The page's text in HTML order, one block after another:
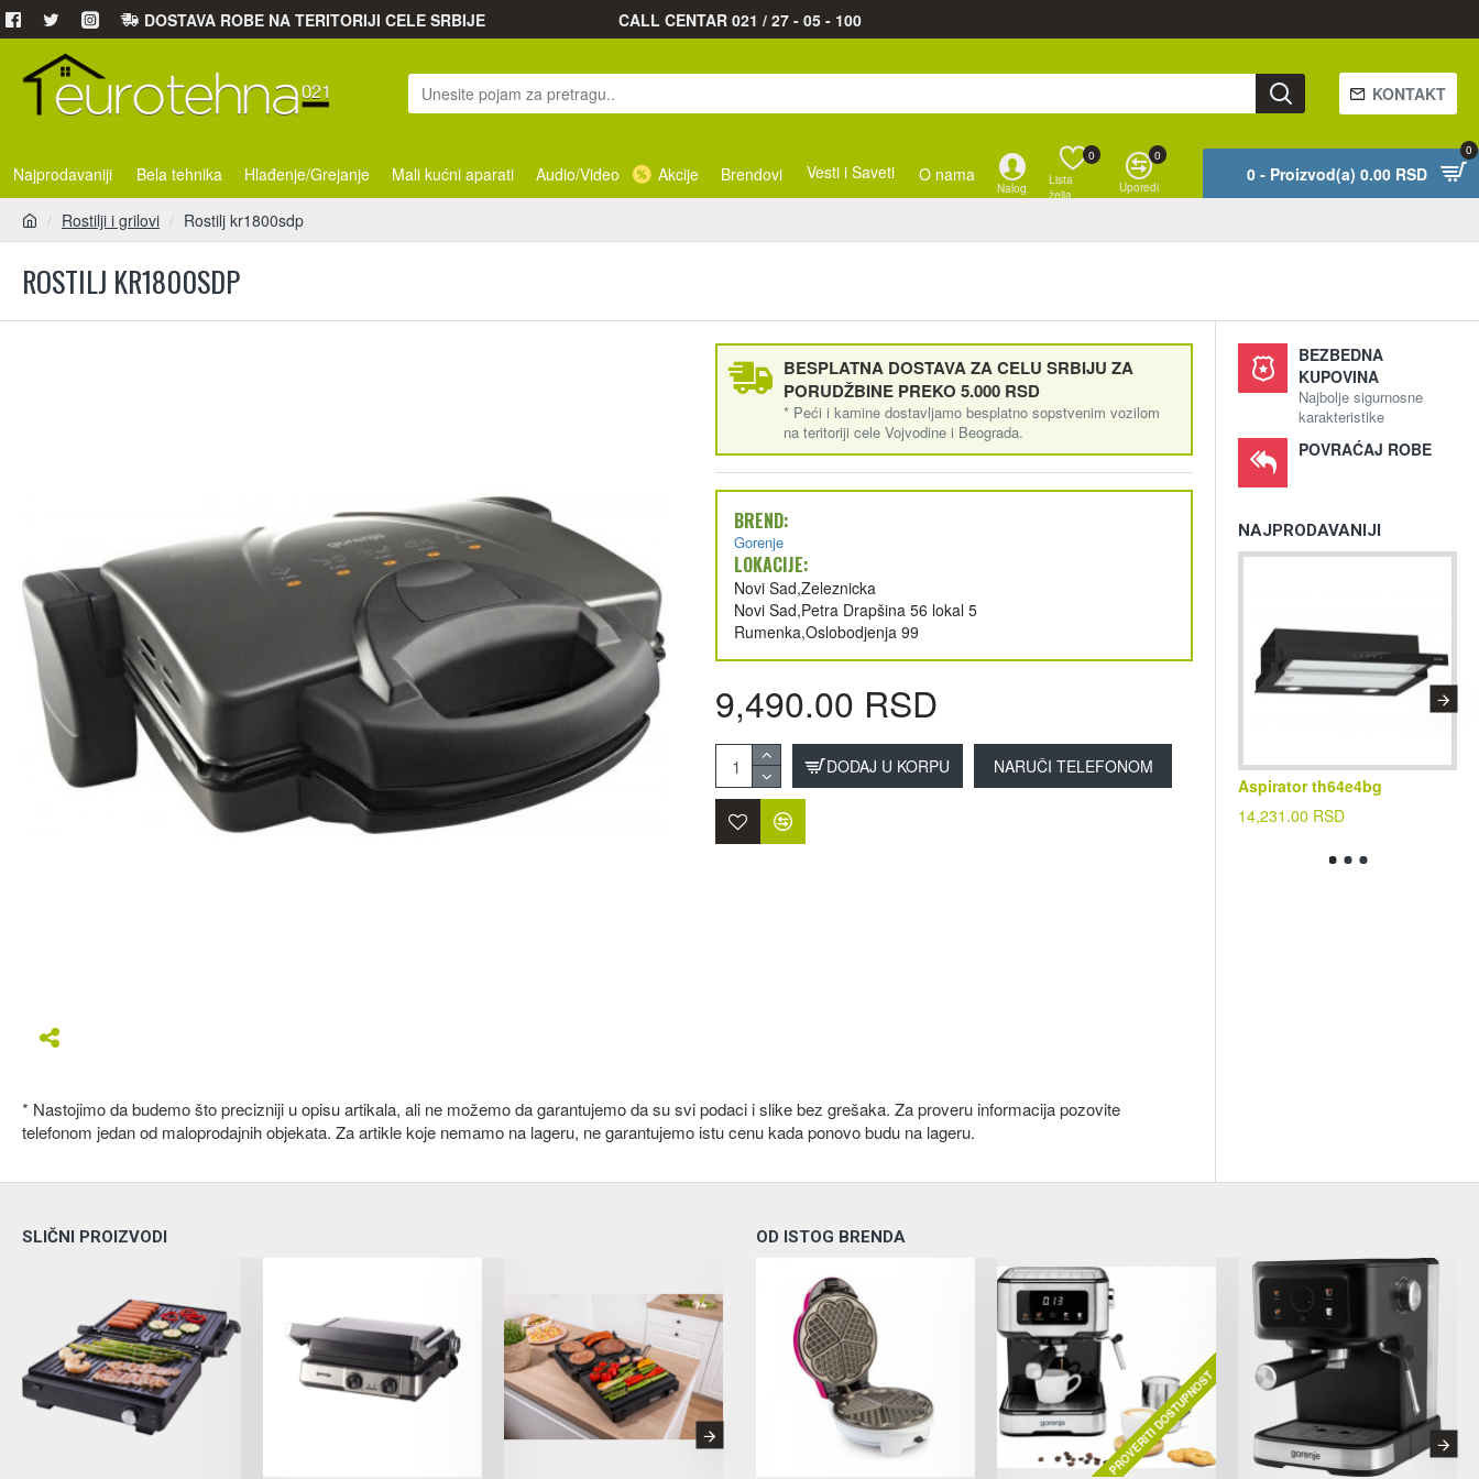
DOSTAVA ROBE NA TERITORIJI CELE SRBIJE CALL CENTAR 021 / 27 - 05 - 100
KONTAKT
Najprodavaniji Bela tehnika Hlađenje/Grejanje Mali kućni aparati Audio/Video Akcije Brendovi Vesti i Saveti O nama
Nalog
Lista
želja
0
Uporedi
0
0 - Proizvod(a) 0.00 RSD
0
Rostilji i grilovi Rostilj kr1800sdp
ROSTILJ KR1800SDP
BESPLATNA DOSTAVA ZA CELU SRBIJU ZA
PORUDŽBINE PREKO 5.000 RSD
* Peći i kamine dostavljamo besplatno sopstvenim vozilom
na teritoriji cele Vojvodine i Beograda.
BREND:
Gorenje
LOKACIJE:
Novi Sad,Zeleznicka
Novi Sad,Petra Drapšina 56 lokal 5
Rumenka,Oslobodjenja 99
9,490.00 RSD
DODAJ U KORPU NARUČI TELEFONOM
* Nastojimo da budemo što precizniji u opisu artikala, ali ne možemo da garantujemo da su svi podaci i slike bez grešaka. Za proveru informacija pozovite
telefonom jedan od maloprodajnih objekata. Za artikle koje nemamo na lageru, ne garantujemo istu cenu kada ponovo budu na lageru.
BEZBEDNA
KUPOVINA
Najbolje sigurnosne
karakteristike
POVRAĆAJ ROBE
NAJPRODAVANIJI
Aspirator th64e4bg
14,231.00 RSD
SLIČNI PROIZVODI OD ISTOG BRENDA
PROVERITI DOSTUPNOST